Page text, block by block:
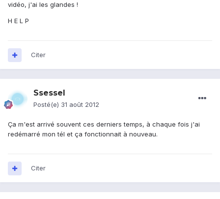
vidéo, j'ai les glandes !
H E L P
Citer
Ssessel
Posté(e) 31 août 2012
Ça m'est arrivé souvent ces derniers temps, à chaque fois j'ai
redémarré mon tél et ça fonctionnait à nouveau.
Citer